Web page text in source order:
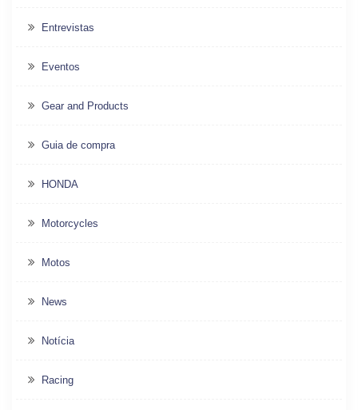
Entrevistas
Eventos
Gear and Products
Guia de compra
HONDA
Motorcycles
Motos
News
Notícia
Racing